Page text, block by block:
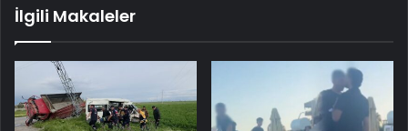
İlgili Makaleler